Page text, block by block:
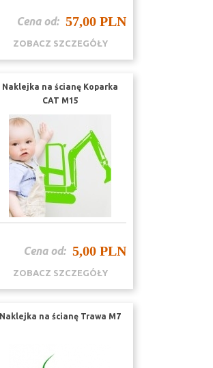
Cena od: 57,00 PLN
ZOBACZ SZCZEGÓŁY
Naklejka na ścianę Koparka
CAT M15
Cena od: 5,00 PLN
ZOBACZ SZCZEGÓŁY
Naklejka na ścianę Trawa M7